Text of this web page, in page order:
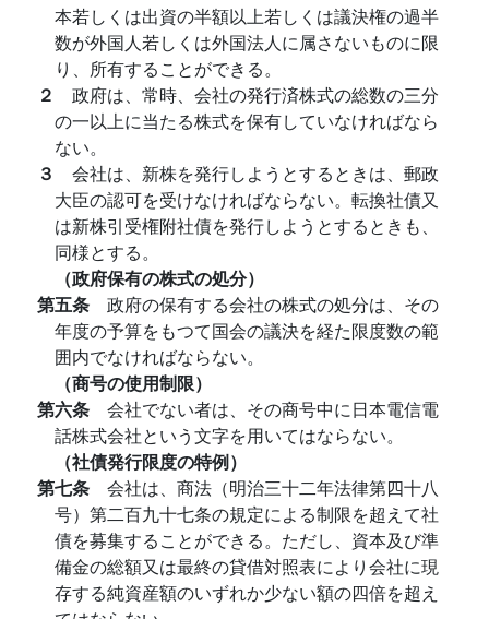
本若しくは出資の半額以上若しくは議決権の過半
数が外国人若しくは外国法人に属さないものに限
り、所有することができる。
２ 政府は、常時、会社の発行済株式の総数の三分
の一以上に当たる株式を保有していなければなら
ない。
３ 会社は、新株を発行しようとするときは、郵政
大臣の認可を受けなければならない。転換社債又
は新株引受権附社債を発行しようとするときも、
同様とする。
（政府保有の株式の処分）
第五条 政府の保有する会社の株式の処分は、その
年度の予算をもつて国会の議決を経た限度数の範
囲内でなければならない。
（商号の使用制限）
第六条 会社でない者は、その商号中に日本電信電
話株式会社という文字を用いてはならない。
（社債発行限度の特例）
第七条 会社は、商法（明治三十二年法律第四十八
号）第二百九十七条の規定による制限を超えて社
債を募集することができる。ただし、資本及び準
備金の総額又は最終の貸借対照表により会社に現
存する純資産額のいずれか少ない額の四倍を超え